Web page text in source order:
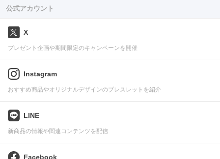
公式アカウント
X
プレゼント企画や期間限定のキャンペーンを開催
Instagram
おすすめ商品やオリジナルデザインのブレスレットを紹介
LINE
新商品の情報や関連コンテンツを配信
Facebook